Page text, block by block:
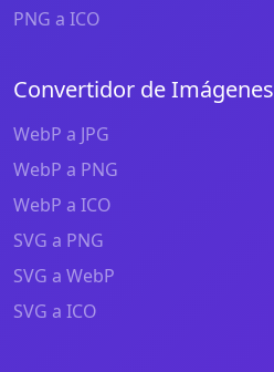
PNG a ICO
Convertidor de Imágenes
WebP a JPG
WebP a PNG
WebP a ICO
SVG a PNG
SVG a WebP
SVG a ICO